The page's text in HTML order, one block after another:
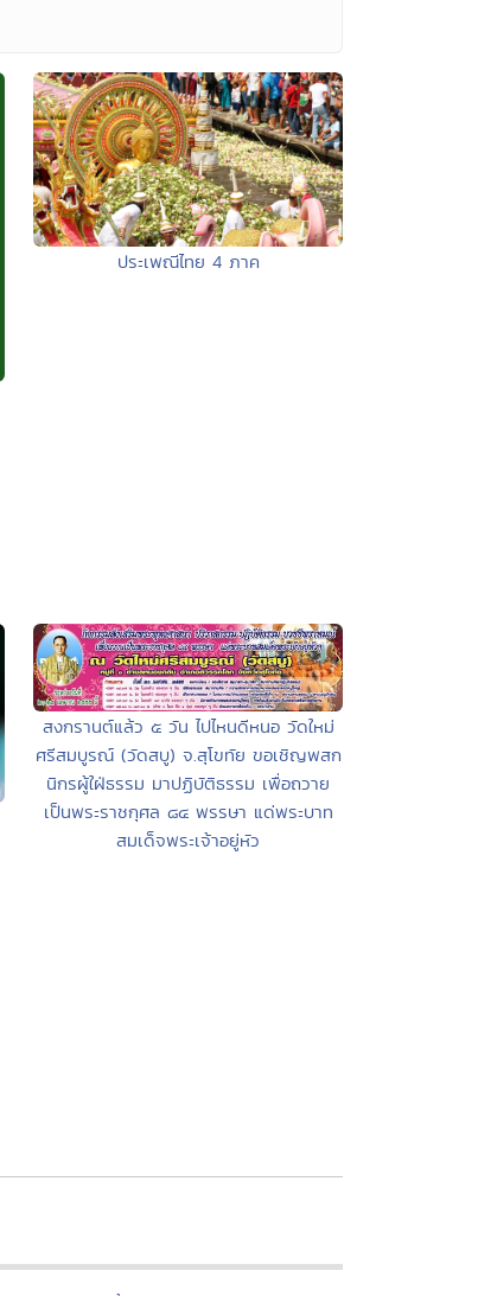
ประเพณีไทย 4 ภาค
สงกรานต์แล้ว ๕ วัน ไปไหนดีหนอ วัดใหม่
ศรีสมบูรณ์ (วัดสบู) จ.สุโขทัย ขอเชิญพสก
นิกรผู้ใฝ่ธรรม มาปฏิบัติธรรม เพื่อถวาย
เป็นพระราชกุศล ๘๔ พรรษา แด่พระบาท
สมเด็จพระเจ้าอยู่หัว